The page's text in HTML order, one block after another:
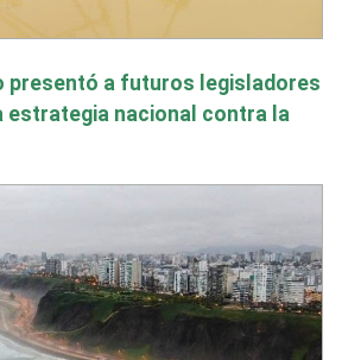
presentó a futuros legisladores
estrategia nacional contra la